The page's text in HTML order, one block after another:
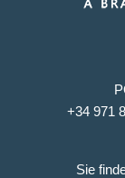
+34 971
Sie